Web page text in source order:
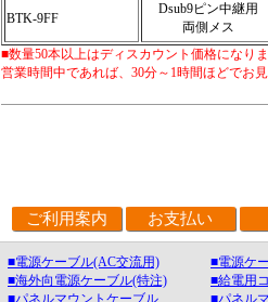
BTK-9FF
Dsub9ピン中継用
両側メス
■数量50本以上はディスカウント価格になり
営業時間中であれば、30分～1時間ほどでお
ご利用案内 お支払い
■電源ケーブル(AC交流用) ■電源ケ
■海外向電源ケーブル(特注)
■給電用